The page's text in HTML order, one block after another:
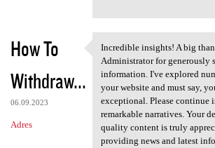
How To
Withdraw...
06.09.2023
Adres
Incredible insights! A
Incredible insights! A big
Administrator for generously
information. I've explored
your website and must say,
exceptional. Please continue
remarkable narratives. Your
quality content is truly
providing news and latest